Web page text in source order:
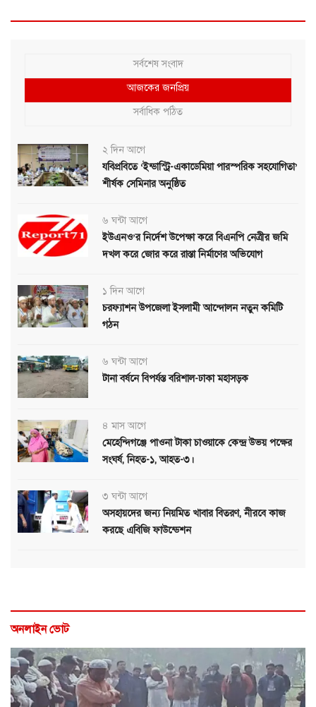
সর্বশেষ সংবাদ
আজকের জনপ্রিয়
সর্বাধিক পঠিত
২ দিন আগে
যবিপ্রবিতে ‘ইন্ডাস্ট্রি-একাডেমিয়া পারস্পরিক সহযোগিতা’
শীর্ষক সেমিনার অনুষ্ঠিত
৬ ঘন্টা আগে
ইউএনও’র নির্দেশ উপেক্ষা করে বিএনপি নেত্রীর জমি
দখল করে জোর করে রাস্তা নির্মাণের অভিযোগ
১ দিন আগে
চরফ্যাশন উপজেলা ইসলামী আন্দোলন নতুন কমিটি
গঠন
৬ ঘন্টা আগে
টানা বর্ষনে বিপর্যস্ত বরিশাল-ঢাকা মহাসড়ক
৪ মাস আগে
মেহেন্দিগঞ্জে পাওনা টাকা চাওয়াকে কেন্দ্র উভয় পক্ষের
সংঘর্ষ, নিহত-১, আহত-৩।
৩ ঘন্টা আগে
অসহায়দের জন্য নিয়মিত খাবার বিতরণ, নীরবে কাজ
করছে এবিজি ফাউন্ডেশন
অনলাইন ভোট